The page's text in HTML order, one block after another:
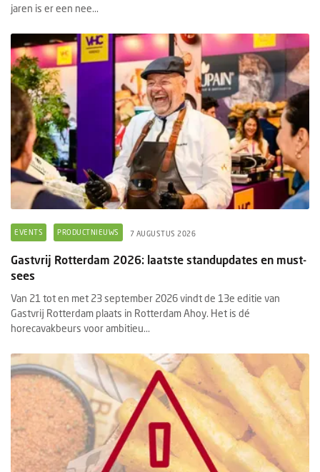
jaren is er een nee...
EVENTS PRODUCTNIEUWS 7 AUGUSTUS 2026
Gastvrij Rotterdam 2026: laatste standupdates en must-
sees
Van 21 tot en met 23 september 2026 vindt de 13e editie van
Gastvrij Rotterdam plaats in Rotterdam Ahoy. Het is dé
horecavakbeurs voor ambitieu...